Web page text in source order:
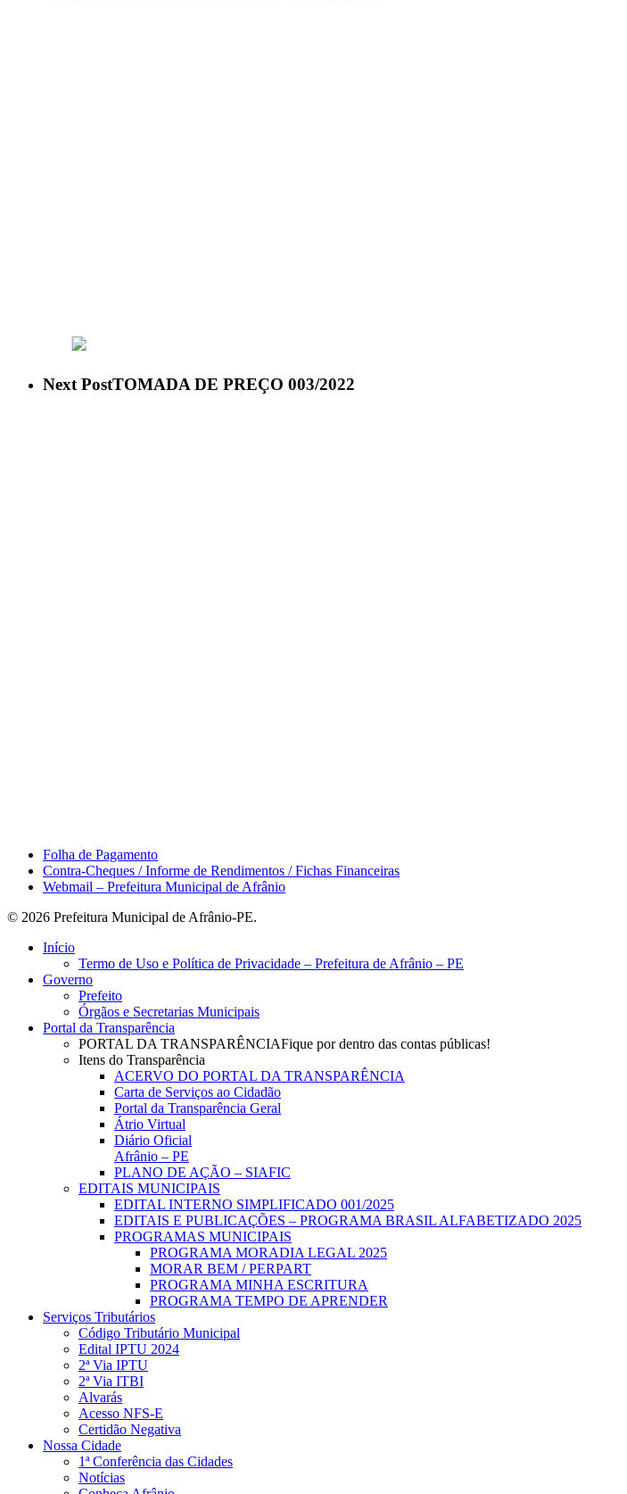
Next PostTOMADA DE PREÇO 003/2022
Folha de Pagamento
Contra-Cheques / Informe de Rendimentos / Fichas Financeiras
Webmail – Prefeitura Municipal de Afrânio
© 2026 Prefeitura Municipal de Afrânio-PE.
Close
Início
Termo de Uso e Política de Privacidade – Prefeitura de Afrânio – PE
Governo
Prefeito
Órgãos e Secretarias Municipais
Portal da Transparência
PORTAL DA TRANSPARÊNCIAFique por dentro das contas públicas!
Itens do Transparência
ACERVO DO PORTAL DA TRANSPARÊNCIA
Carta de Serviços ao Cidadão
Portal da Transparência Geral
Átrio Virtual
Diário Oficial
Afrânio – PE
PLANO DE AÇÃO – SIAFIC
EDITAIS MUNICIPAIS
EDITAL INTERNO SIMPLIFICADO 001/2025
EDITAIS E PUBLICAÇÕES – PROGRAMA BRASIL ALFABETIZADO 2025
PROGRAMAS MUNICIPAIS
PROGRAMA MORADIA LEGAL 2025
MORAR BEM / PERPART
PROGRAMA MINHA ESCRITURA
PROGRAMA TEMPO DE APRENDER
Serviços Tributários
Código Tributário Municipal
Edital IPTU 2024
2ª Via IPTU
2ª Via ITBI
Alvarás
Acesso NFS-E
Certidão Negativa
Nossa Cidade
1ª Conferência das Cidades
Notícias